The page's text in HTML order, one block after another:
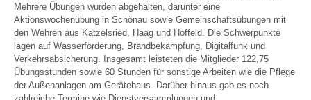
Mehrere Übungen wurden abgehalten, darunter eine
Aktionswochenübung in Schönau sowie Gemeinschaftsübungen mit
den Wehren aus Katzelsried, Haag und Hoffeld. Die Schwerpunkte
lagen auf Wasserförderung, Brandbekämpfung, Digitalfunk und
Verkehrsabsicherung. Insgesamt leisteten die Mitglieder 122,75
Übungsstunden sowie 60 Stunden für sonstige Arbeiten wie die Pflege
der Außenanlagen am Gerätehaus. Darüber hinaus gab es noch